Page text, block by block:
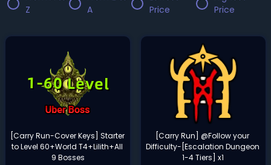
Z
A
Price
Price
[Carry Run-Cover Keys] Starter
to Level 60+World T4+Lilith+All
9 Bosses
[Carry Run] @Follow your
Difficulty-[Escalation Dungeon
1-4 Tiers] x1